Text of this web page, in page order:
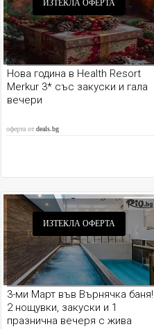
ИЗТЕКЛА ОФЕРТА
Нова година в Health Resort
Merkur 3* със закуски и гала
вечери
оферта от deals.bg
ИЗТЕКЛА ОФЕРТА
3-ми Март във Върнячка баня!
2 нощувки, закуски и 1
празнична вечеря с жива